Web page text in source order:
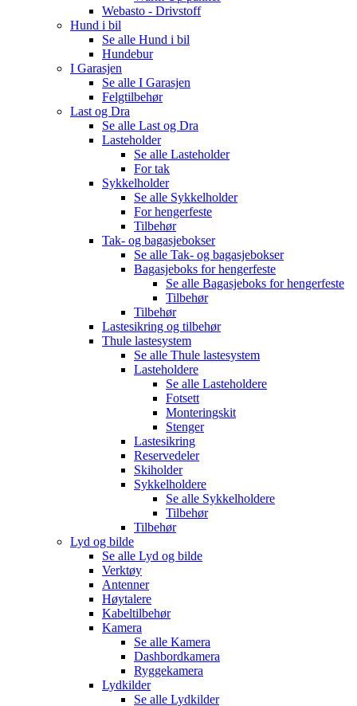
Webasto - Drivstoff
Hund i bil
Se alle Hund i bil
Hundebur
I Garasjen
Se alle I Garasjen
Felgtilbehør
Last og Dra
Se alle Last og Dra
Lasteholder
Se alle Lasteholder
For tak
Sykkelholder
Se alle Sykkelholder
For hengerfeste
Tilbehør
Tak- og bagasjebokser
Se alle Tak- og bagasjebokser
Bagasjeboks for hengerfeste
Se alle Bagasjeboks for hengerfeste
Tilbehør
Tilbehør
Lastesikring og tilbehør
Thule lastesystem
Se alle Thule lastesystem
Lasteholdere
Se alle Lasteholdere
Fotsett
Monteringskit
Stenger
Lastesikring
Reservedeler
Skiholder
Sykkelholdere
Se alle Sykkelholdere
Tilbehør
Tilbehør
Lyd og bilde
Se alle Lyd og bilde
Verktøy
Antenner
Høytalere
Kabeltilbehør
Kamera
Se alle Kamera
Dashbordkamera
Ryggekamera
Lydkilder
Se alle Lydkilder